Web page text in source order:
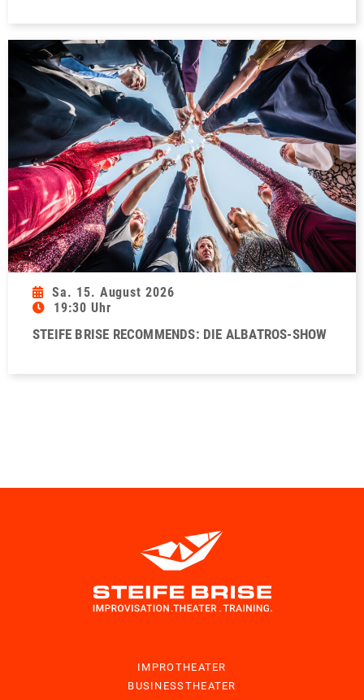
Sa. 15. August 2026
19:30 Uhr
STEIFE BRISE RECOMMENDS: DIE ALBATROS-SHOW
IMPROTHEATER
BUSINESSTHEATER